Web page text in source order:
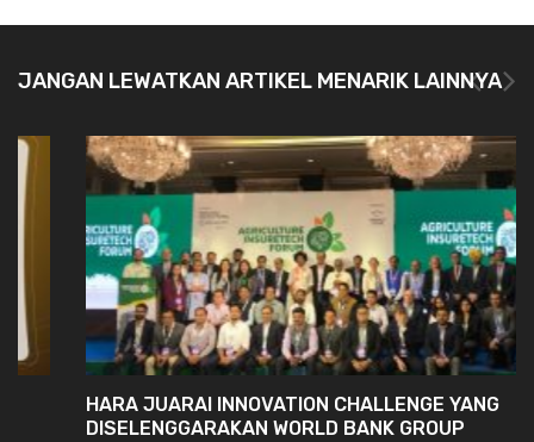
JANGAN LEWATKAN ARTIKEL MENARIK LAINNYA
HARA JUARAI INNOVATION CHALLENGE YANG
DISELENGGARAKAN WORLD BANK GROUP